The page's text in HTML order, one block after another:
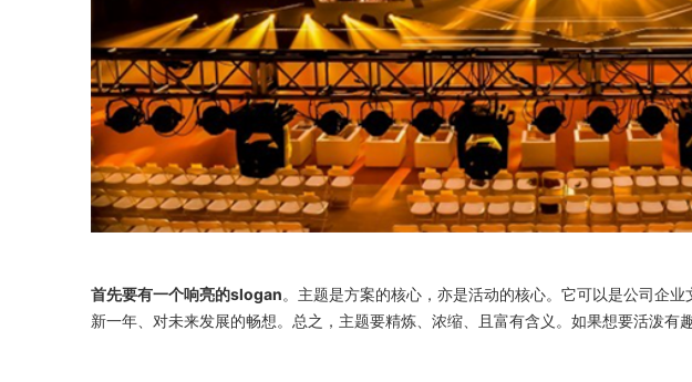
首先要有一个响亮的slogan。主题是方案的核心，亦是活动的核心。它可以是公司企
新一年、对未来发展的畅想。总之，主题要精炼、浓缩、且富有含义。如果想要活泼有